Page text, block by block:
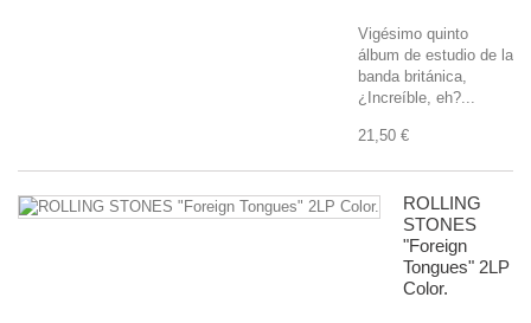
Vigésimo quinto
álbum de estudio de la
banda británica,
¿Increíble, eh?...
21,50 €
ROLLING
STONES
"Foreign
Tongues" 2LP
Color.